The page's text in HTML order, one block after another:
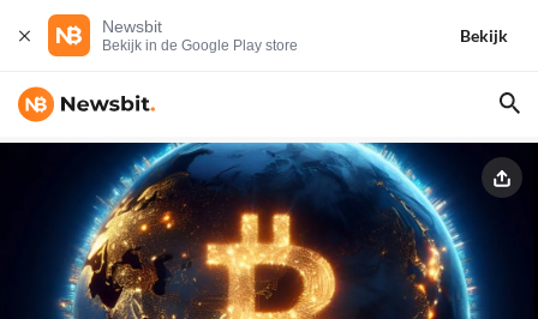
Newsbit
Bekijk in de Google Play store
Bekijk